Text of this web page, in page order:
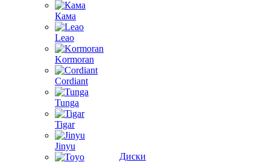
Кама
Leao
Kormoran
Cordiant
Tunga
Tigar
Jinyu
Диски